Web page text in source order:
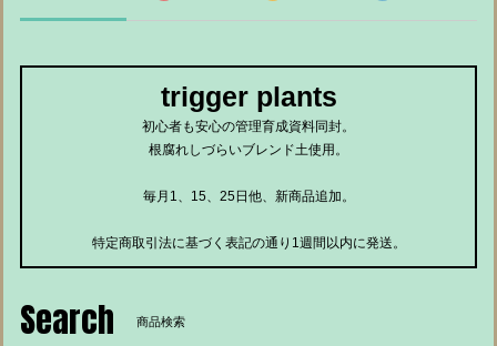
trigger plants
初心者も安心の管理育成資料同封。
根腐れしづらいブレンド土使用。
毎月1、15、25日他、新商品追加。
特定商取引法に基づく表記の通り1週間以内に発送。
Search 商品検索